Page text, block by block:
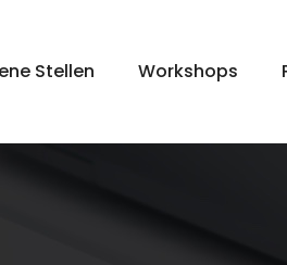
Stellen Workshops